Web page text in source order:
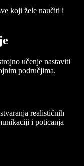
koji žele naučiti i
učenje nastaviti
područjima.
realističnih
i poticanja